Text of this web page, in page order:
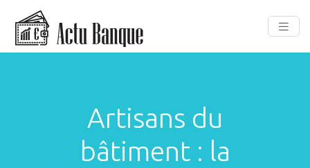
Artisans du
bâtiment : la